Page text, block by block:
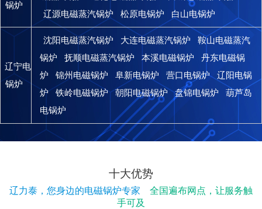
锅炉
辽源电磁蒸汽锅炉
松原电锅炉 白山电锅炉
辽宁电
锅炉
沈阳电磁蒸汽锅炉 大连电磁蒸汽锅炉
鞍山电磁蒸汽
锅炉
抚顺电磁蒸汽锅炉 本溪电磁锅炉
丹东电磁锅
炉
锦州电磁锅炉 阜新电锅炉 营口电锅炉
辽阳电锅
炉
铁岭电磁锅炉 朝阳电磁锅炉 盘锦电锅炉
葫芦岛
电锅炉
十大优势
辽力泰，您身边的电磁锅炉专家 全国遍布网点，让服务触
手可及